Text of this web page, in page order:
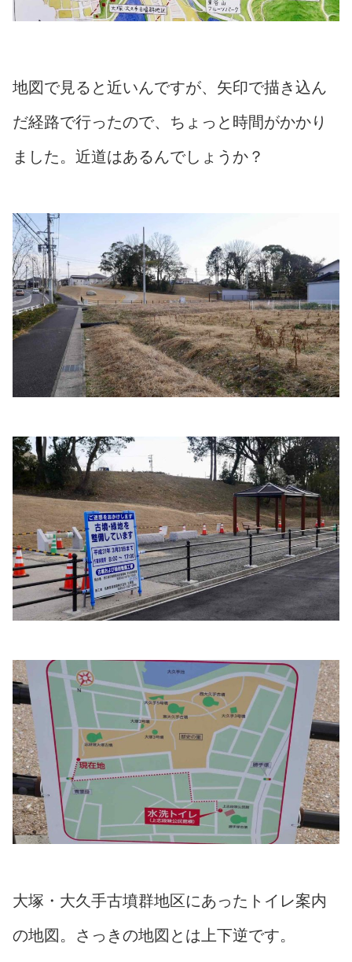
地図で見ると近いんですが、矢印で描き込ん
だ経路で行ったので、ちょっと時間がかかり
ました。近道はあるんでしょうか？
大塚・大久手古墳群地区にあったトイレ案内
の地図。さっきの地図とは上下逆です。